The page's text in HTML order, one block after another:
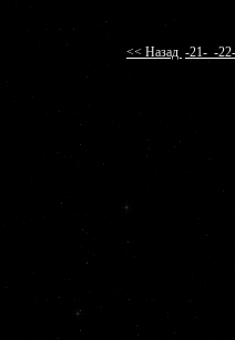
<< Назад -21- -